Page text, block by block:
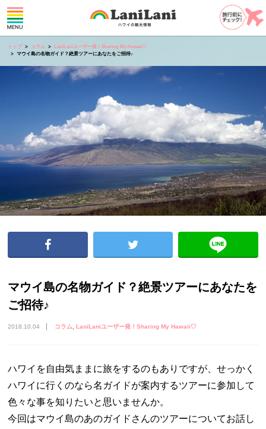
トップ コラム
LaniLaniユーザー発！Sharing My Hawaii♡
マウイ島の名物ガイド？絶景ツアーにあなたをご招待♪
マウイ島の名物ガイド？絶景ツアーにあなたを
ご招待♪
2018.10.04 コラム LaniLaniユーザー発！Sharing My Hawaii♡
ハワイを自由気ままに旅をするのもありですが、せっかく
ハワイに行くのなら名ガイドが案内するツアーに参加して
色々な事を知りたいと思いませんか。
今回はマウイ島のあのガイドさんのツアーについてお話し